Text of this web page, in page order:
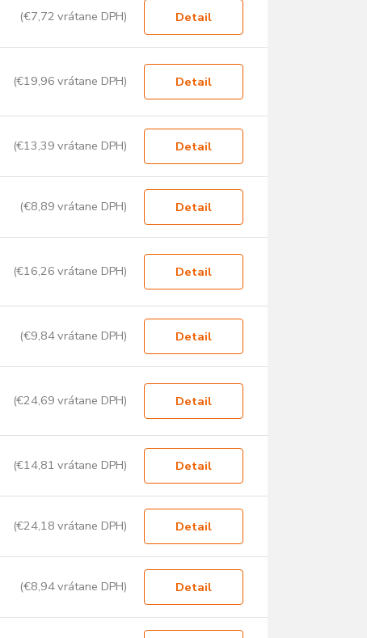
(€7,72 vrátane DPH) Detail
(€19,96 vrátane DPH) Detail
(€13,39 vrátane DPH) Detail
(€8,89 vrátane DPH) Detail
(€16,26 vrátane DPH) Detail
(€9,84 vrátane DPH) Detail
(€24,69 vrátane DPH) Detail
(€14,81 vrátane DPH) Detail
(€24,18 vrátane DPH) Detail
(€8,94 vrátane DPH) Detail